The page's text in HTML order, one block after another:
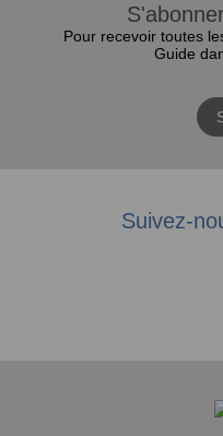
Pour recevoir toutes
Guide
Suivez-